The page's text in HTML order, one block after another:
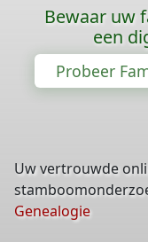
Bewaar uw
een
Probeer
Uw vertrouwde
Genealogie